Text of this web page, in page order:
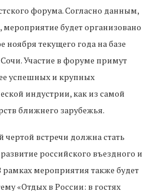
форума. Согласно данным,
, мероприятие будет организовано
ноября текущего года на базе
Участие в форуме примут
успешных и крупных
индустрии, как из самой
ближнего зарубежья.
чертой встречи должна стать
российского въездного и
рамках мероприятия также будет
«Отдых в России: в гостях